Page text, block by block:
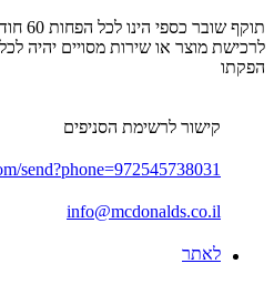
תוקף
הפקתו
קישור לרשימת הסניפים
send?phone=972545738031
info@mcdonalds.co.il
לאתר